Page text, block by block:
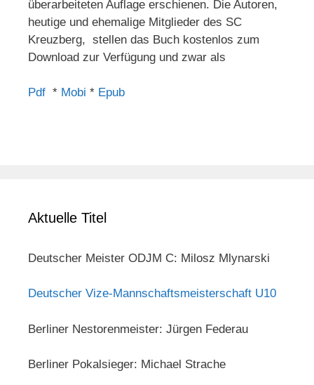
überarbeiteten Auflage erschienen. Die Autoren,
heutige und ehemalige Mitglieder des SC
Kreuzberg, stellen das Buch kostenlos zum
Download zur Verfügung und zwar als
Pdf * Mobi * Epub
Aktuelle Titel
Deutscher Meister ODJM C: Milosz Mlynarski
Deutscher Vize-Mannschaftsmeisterschaft U10
Berliner Nestorenmeister: Jürgen Federau
Berliner Pokalsieger: Michael Strache